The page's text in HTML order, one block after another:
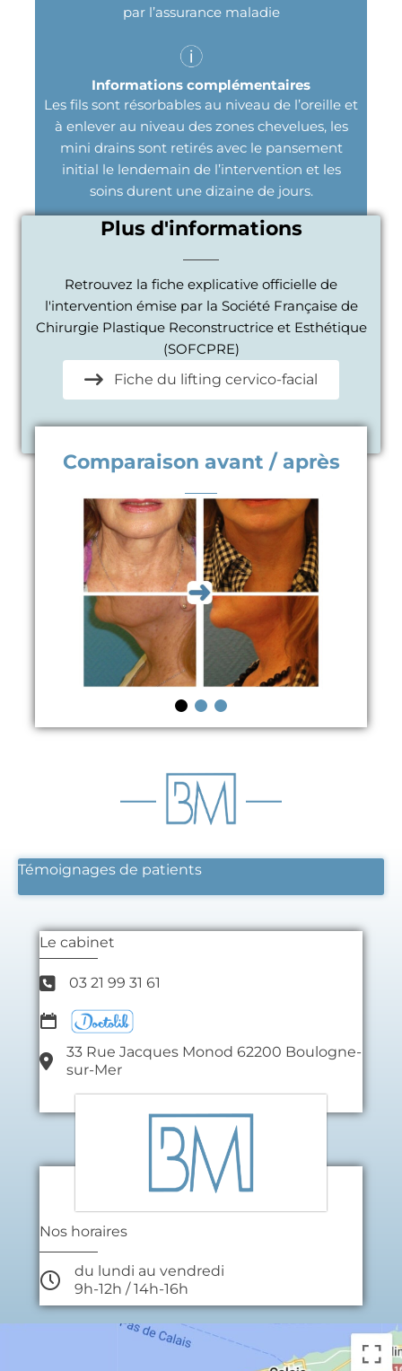
par l’assurance maladie
Informations complémentaires
Les fils sont résorbables au niveau de l’oreille et
à enlever au niveau des zones chevelues, les
mini drains sont retirés avec le pansement
initial le lendemain de l’intervention et les
soins durent une dizaine de jours.
Plus d'informations
Retrouvez la fiche explicative officielle de
l'intervention émise par la Société Française de
Chirurgie Plastique Reconstructrice et Esthétique
(SOFCPRE)
Fiche du lifting cervico-facial
Comparaison avant / après
Témoignages de patients
Le cabinet
03 21 99 31 61
33 Rue Jacques Monod 62200 Boulogne-
sur-Mer
Nos horaires
du lundi au vendredi
9h-12h / 14h-16h